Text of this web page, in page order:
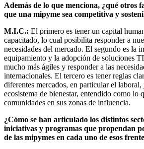
Además de lo que menciona, ¿qué otros
que una mipyme sea competitiva y
M.I.C.: El primero es tener un capital
capacitado, lo cual posibilita responder a
necesidades del mercado. El segundo es la
equipamiento y la adopción de soluciones
mucho más ágiles y responder a las
internacionales. El tercero es tener reglas
diferentes mercados, en particular el laboral,
ecosistema de bienestar, entendido como lo
comunidades en sus zonas de influencia.
¿Cómo se han articulado los distintos
iniciativas y programas que propendan
de las mipymes en cada uno de esos